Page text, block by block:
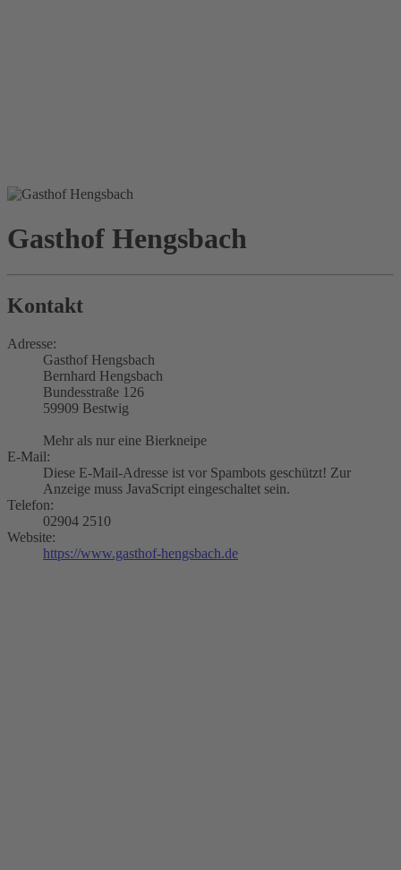
Gasthof Hengsbach
Kontakt
Adresse:
Gasthof Hengsbach
Bernhard Hengsbach
Bundesstraße 126
59909 Bestwig
Mehr als nur eine Bierkneipe
E-Mail:
Diese E-Mail-Adresse ist vor Spambots geschützt! Zur
Anzeige muss JavaScript eingeschaltet sein.
Telefon:
02904 2510
Website:
https://www.gasthof-hengsbach.de